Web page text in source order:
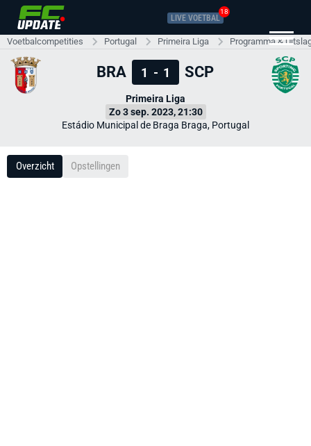
LIVE VOETBAL
18
Voetbalcompetities Portugal Primeira Liga Programma &
BRA 1 - 1 SCP
Primeira Liga
Zo 3 sep. 2023, 21:30
Estádio Municipal de Braga Braga, Portugal
Overzicht Opstellingen